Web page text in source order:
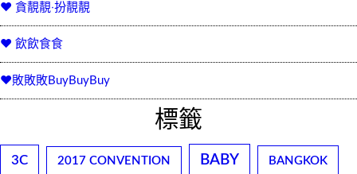
♥ 貪靚靚‧扮靚靚
♥ 飲飲食食
♥敗敗敗BuyBuyBuy
標籤
3C 2017 CONVENTION BABY BANGKOK